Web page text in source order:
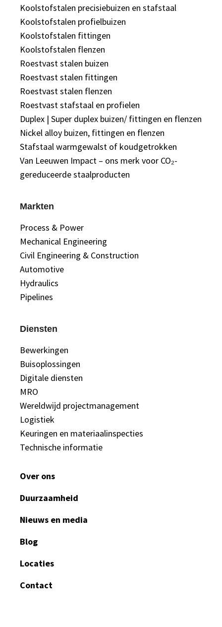
Koolstofstalen precisiebuizen en stafstaal
Koolstofstalen profielbuizen
Koolstofstalen fittingen
Koolstofstalen flenzen
Roestvast stalen buizen
Roestvast stalen fittingen
Roestvast stalen flenzen
Roestvast stafstaal en profielen
Duplex | Super duplex buizen/ fittingen en flenzen
Nickel alloy buizen, fittingen en flenzen
Stafstaal warmgewalst of koudgetrokken
Van Leeuwen Impact – ons merk voor CO₂-
gereduceerde staalproducten
Markten
Process & Power
Mechanical Engineering
Civil Engineering & Construction
Automotive
Hydraulics
Pipelines
Diensten
Bewerkingen
Buisoplossingen
Digitale diensten
MRO
Wereldwijd projectmanagement
Logistiek
Keuringen en materiaalinspecties
Technische informatie
Over ons
Duurzaamheid
Nieuws en media
Blog
Locaties
Contact